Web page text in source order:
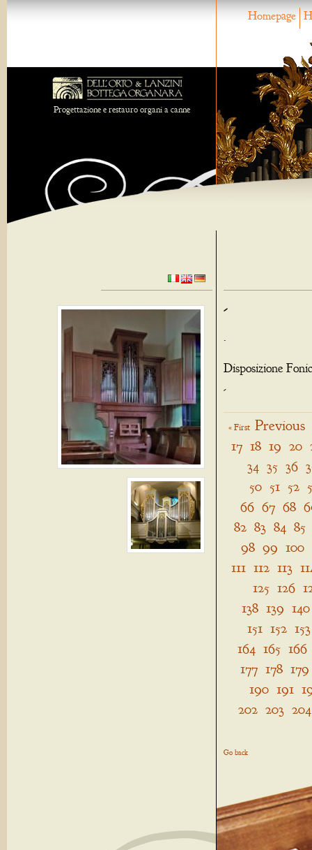
Homepage
Progettazione e restauro organi a canne
-
.
Disposizione
-
« First Previous
17 18 19 20
34 35 36
50 51 52
66 67 68
82 83 84 85
98 99 100
111 112 113
125 126
138 139 140
151 152 153
164 165 166
177 178 179
190 191
202 203 204
Go back